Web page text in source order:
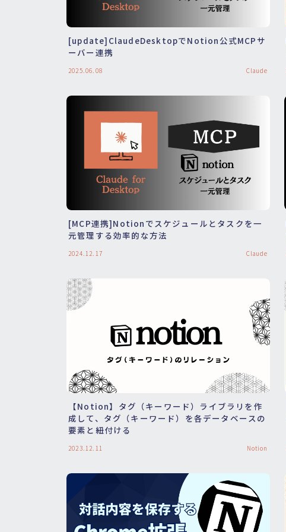
[update]ClaudeDesktopでNotion公式MCPサ
ーバー連携
2025.06.08 Claude
[MCP連携]Notionでスケジュールとタスクを一
元管理する効率的な方法
2024.12.17 Claude
【Notion】タグ（キーワード）ライブラリを作
成して、タグ（キーワード）を各データベースの
要素と紐付ける
2023.12.11 Notion